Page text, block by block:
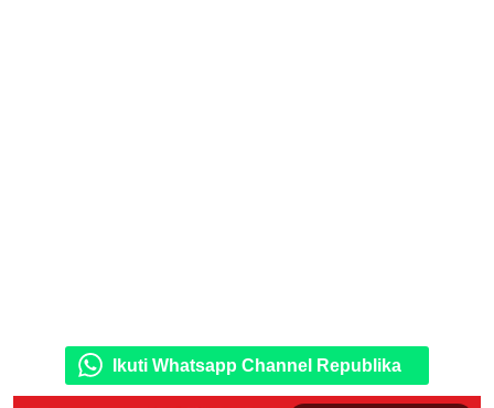
Ikuti Whatsapp Channel Republika